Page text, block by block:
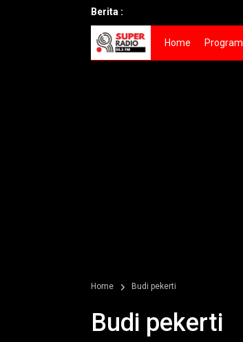
Berita :
Home Program
Home Budi pekerti
Budi pekerti